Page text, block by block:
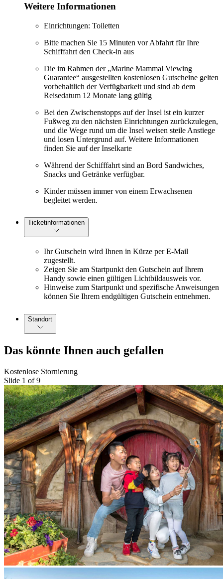
Weitere Informationen
Einrichtungen: Toiletten
Bitte machen Sie 15 Minuten vor Abfahrt für Ihre
Schifffahrt den Check-in aus
Die im Rahmen der „Marine Mammal Viewing
Guarantee“ ausgestellten kostenlosen Gutscheine gelten
vorbehaltlich der Verfügbarkeit und sind ab dem
Reisedatum 12 Monate lang gültig
Bei den Zwischenstopps auf der Insel ist ein kurzer
Fußweg zu den nächsten Einrichtungen zurückzulegen,
und die Wege rund um die Insel weisen steile Anstiege
und losen Untergrund auf. Weitere Informationen
finden Sie auf der Inselkarte
Während der Schifffahrt sind an Bord Sandwiches,
Snacks und Getränke verfügbar.
Kinder müssen immer von einem Erwachsenen
begleitet werden.
Ticketinformationen
Ihr Gutschein wird Ihnen in Kürze per E-Mail
zugestellt.
Zeigen Sie am Startpunkt den Gutschein auf Ihrem
Handy sowie einen gültigen Lichtbildausweis vor.
Hinweise zum Startpunkt und spezifische Anweisungen
können Sie Ihrem endgültigen Gutschein entnehmen.
Standort
Das könnte Ihnen auch gefallen
Kostenlose Stornierung
Slide 1 of 9